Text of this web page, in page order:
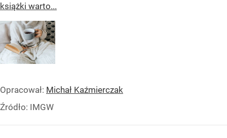
książki warto...
Opracował: Michał Kaźmierczak
Źródło: IMGW